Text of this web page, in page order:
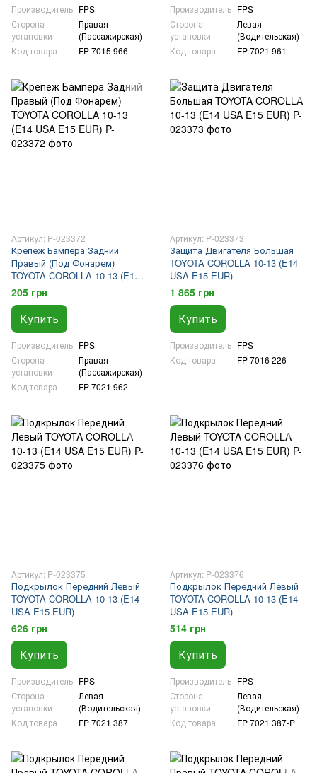
Производитель FPS
Сторона
установки
Правая
(Пассажирская)
Код товара
FP 7015 966
Производитель FPS
Сторона
установки
Левая
(Водительская)
Код товара
FP 7021 961
Артикул: P-023372
Крепеж Бампера Задний
Правый (Под Фонарем)
TOYOTA COROLLA 10-13 (E14
USA E15 EUR)
205 грн
Купить
Производитель FPS
Сторона
установки
Правая
(Пассажирская)
Код товара
FP 7021 962
Артикул: P-023373
Защита Двигателя Большая
TOYOTA COROLLA 10-13 (E14
USA E15 EUR)
1 865 грн
Купить
Производитель FPS
Код товара
FP 7016 226
Артикул: P-023375
Подкрылок Передний Левый
TOYOTA COROLLA 10-13 (E14
USA E15 EUR)
626 грн
Купить
Производитель FPS
Сторона
установки
Левая
(Водительская)
Код товара
FP 7021 387
Артикул: P-023376
Подкрылок Передний Левый
TOYOTA COROLLA 10-13 (E14
USA E15 EUR)
514 грн
Купить
Производитель FPS
Сторона
установки
Левая
(Водительская)
Код товара
FP 7021 387-P